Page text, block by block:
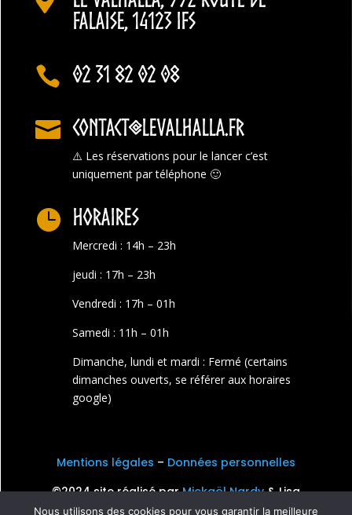
Falaise, 14123 Ifs
 02 31 82 02 08
 contact@levalhalla.fr
⚠️ Les réservations pour le lancer c’est
uniquement par téléphone 🙂
 Horaires
Mercredi : 14h – 23h
jeudi : 17h – 23h
Vendredi : 17h – 01h
Samedi : 11h – 01h
Dimanche, lundi et mardi : Fermé (certains
dimanches ouverts, se référer aux horaires
google)
Mentions légales – Données personnelles
©2024 site réalisé parMickaël Nardy& Lisa
Palluel
Nous utilisons des cookies pour vous garantir la meilleure